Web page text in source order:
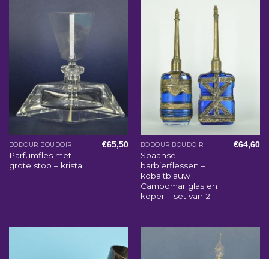
BODOUR BOUDOIR
Parfumfles met
grote stop – kristal
€65,50 BODOUR BOUDOIR
Spaanse
barbierflessen –
kobaltblauw
Campomar glas en
koper – set van 2
€64,60